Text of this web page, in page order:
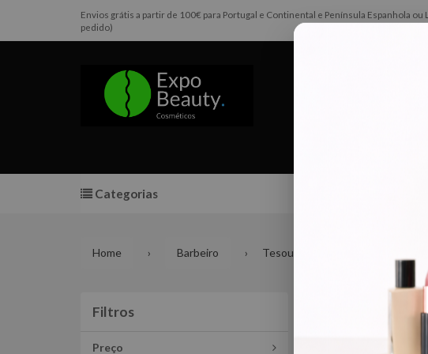
Envios grátis a partir de 100€ para Portugal e Continental e Península Espanhola
pedido)
Categorias
Home Barbeiro Tesouras
Filtros
Preço
Tesouras